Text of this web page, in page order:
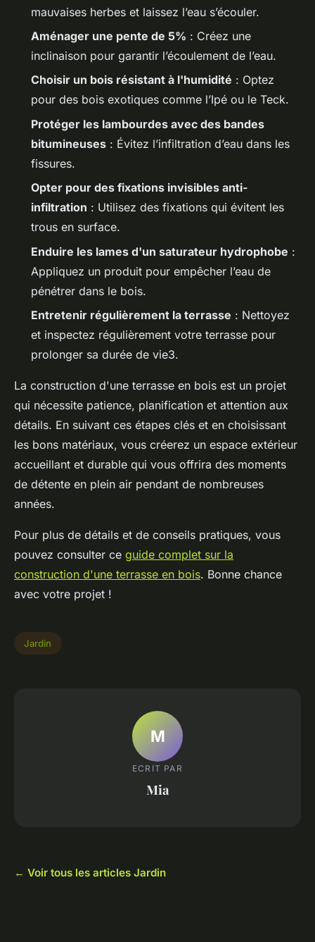
mauvaises herbes et laissez l’eau s’écouler.
Aménager une pente de 5% : Créez une
inclinaison pour garantir l’écoulement de l’eau.
Choisir un bois résistant à l'humidité : Optez
pour des bois exotiques comme l’Ipé ou le Teck.
Protéger les lambourdes avec des bandes
bitumineuses : Évitez l’infiltration d’eau dans les
fissures.
Opter pour des fixations invisibles anti-
infiltration : Utilisez des fixations qui évitent les
trous en surface.
Enduire les lames d'un saturateur hydrophobe :
Appliquez un produit pour empêcher l’eau de
pénétrer dans le bois.
Entretenir régulièrement la terrasse : Nettoyez
et inspectez régulièrement votre terrasse pour
prolonger sa durée de vie3.
La construction d'une terrasse en bois est un projet
qui nécessite patience, planification et attention aux
détails. En suivant ces étapes clés et en choisissant
les bons matériaux, vous créerez un espace extérieur
accueillant et durable qui vous offrira des moments
de détente en plein air pendant de nombreuses
années.
Pour plus de détails et de conseils pratiques, vous
pouvez consulter ce guide complet sur la
construction d'une terrasse en bois. Bonne chance
avec votre projet !
Jardin
M
ECRIT PAR
Mia
← Voir tous les articles Jardin